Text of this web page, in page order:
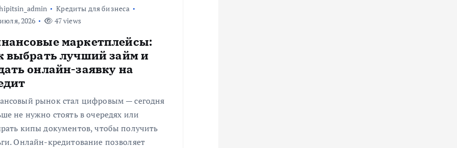
Кредиты для бизнеса
2026
47 views
маркетплейсы:
выбрать лучший займ и
онлайн-заявку на
рынок стал цифровым — сегодня
не нужно стоять в очередях или
кипы документов, чтобы получить
Онлайн-кредитование позволяет